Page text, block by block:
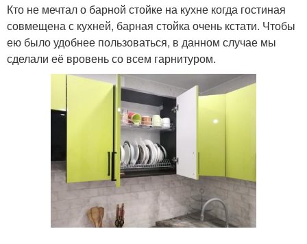
Кто не мечтал о барной стойке на кухне когда гостиная
совмещена с кухней, барная стойка очень кстати. Чтобы
ею было удобнее пользоваться, в данном случае мы
сделали её вровень со всем гарнитуром.